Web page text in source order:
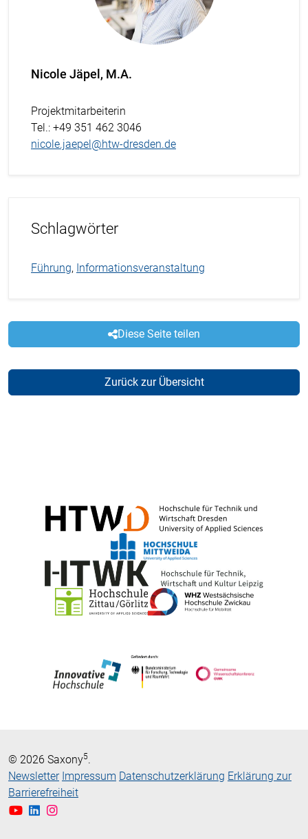
Nicole Jäpel, M.A.
Projektmitarbeiterin
Tel.: +49 351 462 3046
nicole.jaepel@htw-dresden.de
Schlagwörter
Führung, Informationsveranstaltung
Diese Seite teilen
Zurück zur Übersicht
© 2026 Saxony5.
Newsletter Impressum Datenschutzerklärung Erklärung zur
Barrierefreiheit